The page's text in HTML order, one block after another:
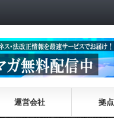
運営会社 拠